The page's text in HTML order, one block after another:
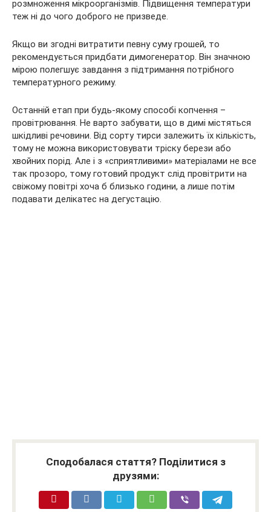
розмноження мікроорганізмів. Підвищення температури
теж ні до чого доброго не призведе.
Якщо ви згодні витратити певну суму грошей, то
рекомендується придбати димогенератор. Він значною
мірою полегшує завдання з підтримання потрібного
температурного режиму.
Останній етап при будь-якому способі копчення –
провітрювання. Не варто забувати, що в димі містяться
шкідливі речовини. Від сорту тирси залежить їх кількість,
тому не можна використовувати тріску берези або
хвойних порід. Але і з «сприятливими» матеріалами не все
так прозоро, тому готовий продукт слід провітрити на
свіжому повітрі хоча б близько години, а лише потім
подавати делікатес на дегустацію.
Сподобалася стаття? Поділитися з
друзями: